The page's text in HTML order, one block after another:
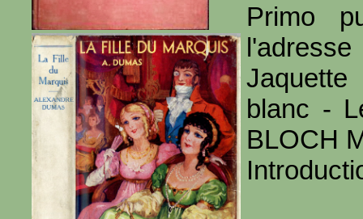
Primo
l'adresse
blanc -
BLOCH